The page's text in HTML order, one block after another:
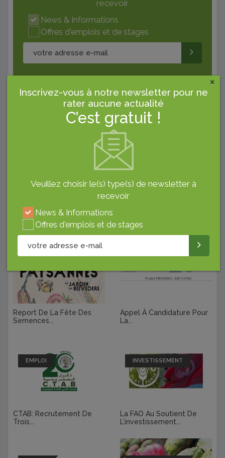
recevoir
News & Informations
Offres d'emplois et de stages
Pub
Derniers Articles
Report De La Fête Des
Semences...
Appel À Candidature Pour
La...
EMPLOI
CTAB: Recrutement De
Trois...
INVESTISSEMENT
La FAO Au Soutient De
L’investissement...
×
Inscrivez-vous à notre newsletter pour ne
rater aucune actualité
C’est gratuit !
Veuillez choisir le(s) type(s) de newsletter à
recevoir
News & Informations
Offres d'emplois et de stages